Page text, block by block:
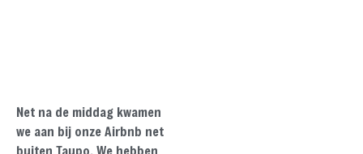
Net na de middag kwamen
we aan bij onze Airbnb net